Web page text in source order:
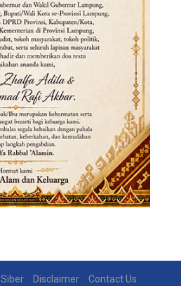
Disclaimer Contact Us